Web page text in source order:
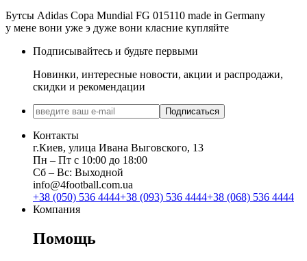
Бутсы Adidas Copa Mundial FG 015110 made in Germany
у мене вони уже э дуже вони класние купляйте
Подписывайтесь и будьте первыми
Новинки, интересные новости, акции и распродажи,
скидки и рекомендации
Подписаться
Контакты
г.Киев, улица Ивана Выговского, 13
Пн ‒ Пт с 10:00 до 18:00
Сб ‒ Вс: Выходной
info@4football.com.ua
+38 (050) 536 4444+38 (093) 536 4444+38 (068) 536 4444
Компания
Помощь